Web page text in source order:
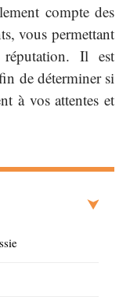
compte des
vous permettant
Il est
de déterminer si
à vos attentes et